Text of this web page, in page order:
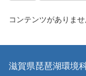
コンテンツがありませ
滋賀県琵琶湖環境